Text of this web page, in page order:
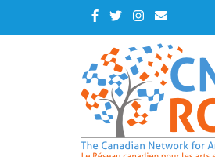
main
Facebook
TwitterInstagram
Contact
Us